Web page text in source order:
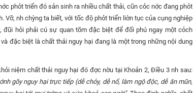
phỏt triển đó sản sinh ra nhiều chất thải, cũn cỏc nớc đang phỏt
nh chỳng ta biết, với tốc độ phỏt triển liờn tục của cụng nghiệp
hỏi phải cú sự quan tõm đặc biệt để đối phú ngay một cỏch
đặc biệt là chất thải nguy hại đang là một trong những nội dung
niệm chất thải nguy hại đó đợc nờu tại Khoản 2, Điều 3 nh sau:
gõy nguy hại trực tiếp (dễ chỏy, dễ nổ, làm ngộ độc, dễ ăn mũn,